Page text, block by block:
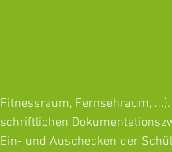
Fitnessraum, Fernsehraum,
schriftlichen
Ein- und Auschecken der